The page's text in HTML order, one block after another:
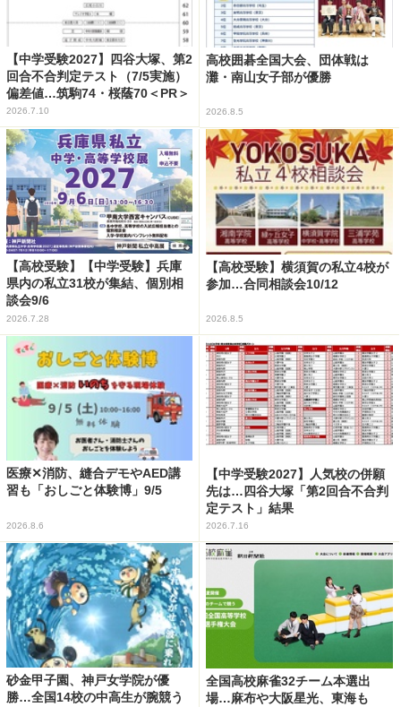
【中学受験2027】四谷大塚、第2
回合不合判定テスト（7/5実施）
偏差値…筑駒74・桜蔭70＜PR＞
2026.7.10
高校囲碁全国大会、団体戦は
灘・南山女子部が優勝
2026.8.5
【高校受験】【中学受験】兵庫
県内の私立31校が集結、個別相
談会9/6
2026.7.28
【高校受験】横須賀の私立4校が
参加…合同相談会10/12
2026.8.5
医療✕消防、縫合デモやAED講
習も「おしごと体験博」9/5
2026.8.6
【中学受験2027】人気校の併願
先は…四谷大塚「第2回合不合判
定テスト」結果
2026.7.16
砂金甲子園、神戸女学院が優
勝…全国14校の中高生が腕競う
全国高校麻雀32チーム本選出
場…麻布や大阪星光、東海も